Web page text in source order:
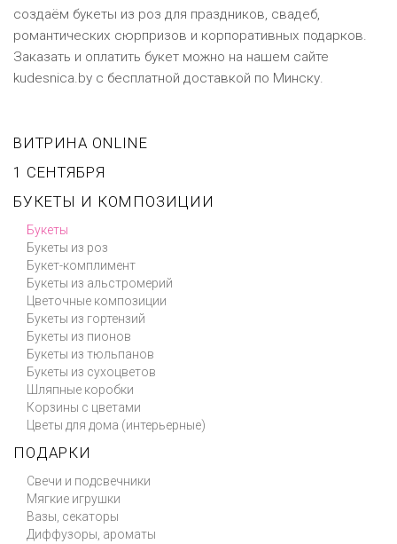
создаём букеты из роз для праздников, свадеб,
романтических сюрпризов и корпоративных подарков.
Заказать и оплатить букет можно на нашем сайте
kudesnica.by c бесплатной доставкой по Минску.
ВИТРИНА ONLINE
1 СЕНТЯБРЯ
БУКЕТЫ И КОМПОЗИЦИИ
Букеты
Букеты из роз
Букет-комплимент
Букеты из альстромерий
Цветочные композиции
Букеты из гортензий
Букеты из пионов
Букеты из тюльпанов
Букеты из сухоцветов
Шляпные коробки
Корзины с цветами
Цветы для дома (интерьерные)
ПОДАРКИ
Свечи и подсвечники
Мягкие игрушки
Вазы, секаторы
Диффузоры, ароматы